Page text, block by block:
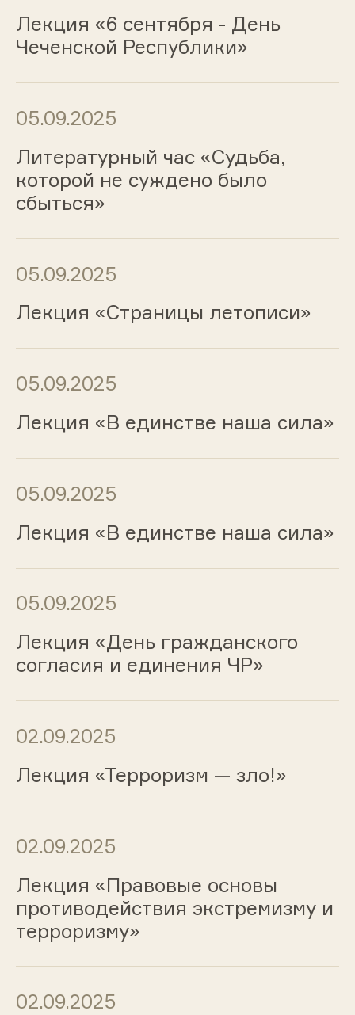
Лекция «6 сентября - День
Чеченской Республики»
05.09.2025
Литературный час «Судьба,
которой не суждено было
сбыться»
05.09.2025
Лекция «Страницы летописи»
05.09.2025
Лекция «В единстве наша сила»
05.09.2025
Лекция «В единстве наша сила»
05.09.2025
Лекция «День гражданского
согласия и единения ЧР»
02.09.2025
Лекция «Терроризм — зло!»
02.09.2025
Лекция «Правовые основы
противодействия экстремизму и
терроризму»
02.09.2025